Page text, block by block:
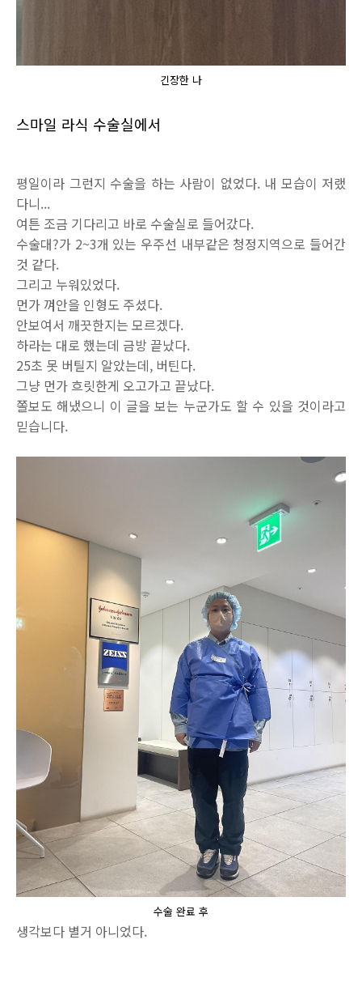
긴장한 나
스마일 라식 수술실에서
평일이라 그런지 수술을 하는 사람이 없었다. 내 모습이 저랬
다니...
여튼 조금 기다리고 바로 수술실로 들어갔다.
수술대?가 2~3개 있는 우주선 내부같은 청정지역으로 들어간
것 같다.
그리고 누워있었다.
먼가 껴안을 인형도 주셨다.
안보여서 깨끗한지는 모르겠다.
하라는 대로 했는데 금방 끝났다.
25초 못 버틸지 알았는데, 버틴다.
그냥 먼가 흐릿한게 오고가고 끝났다.
쫄보도 해냈으니 이 글을 보는 누군가도 할 수 있을 것이라고
믿습니다.
수술 완료 후
생각보다 별거 아니었다.